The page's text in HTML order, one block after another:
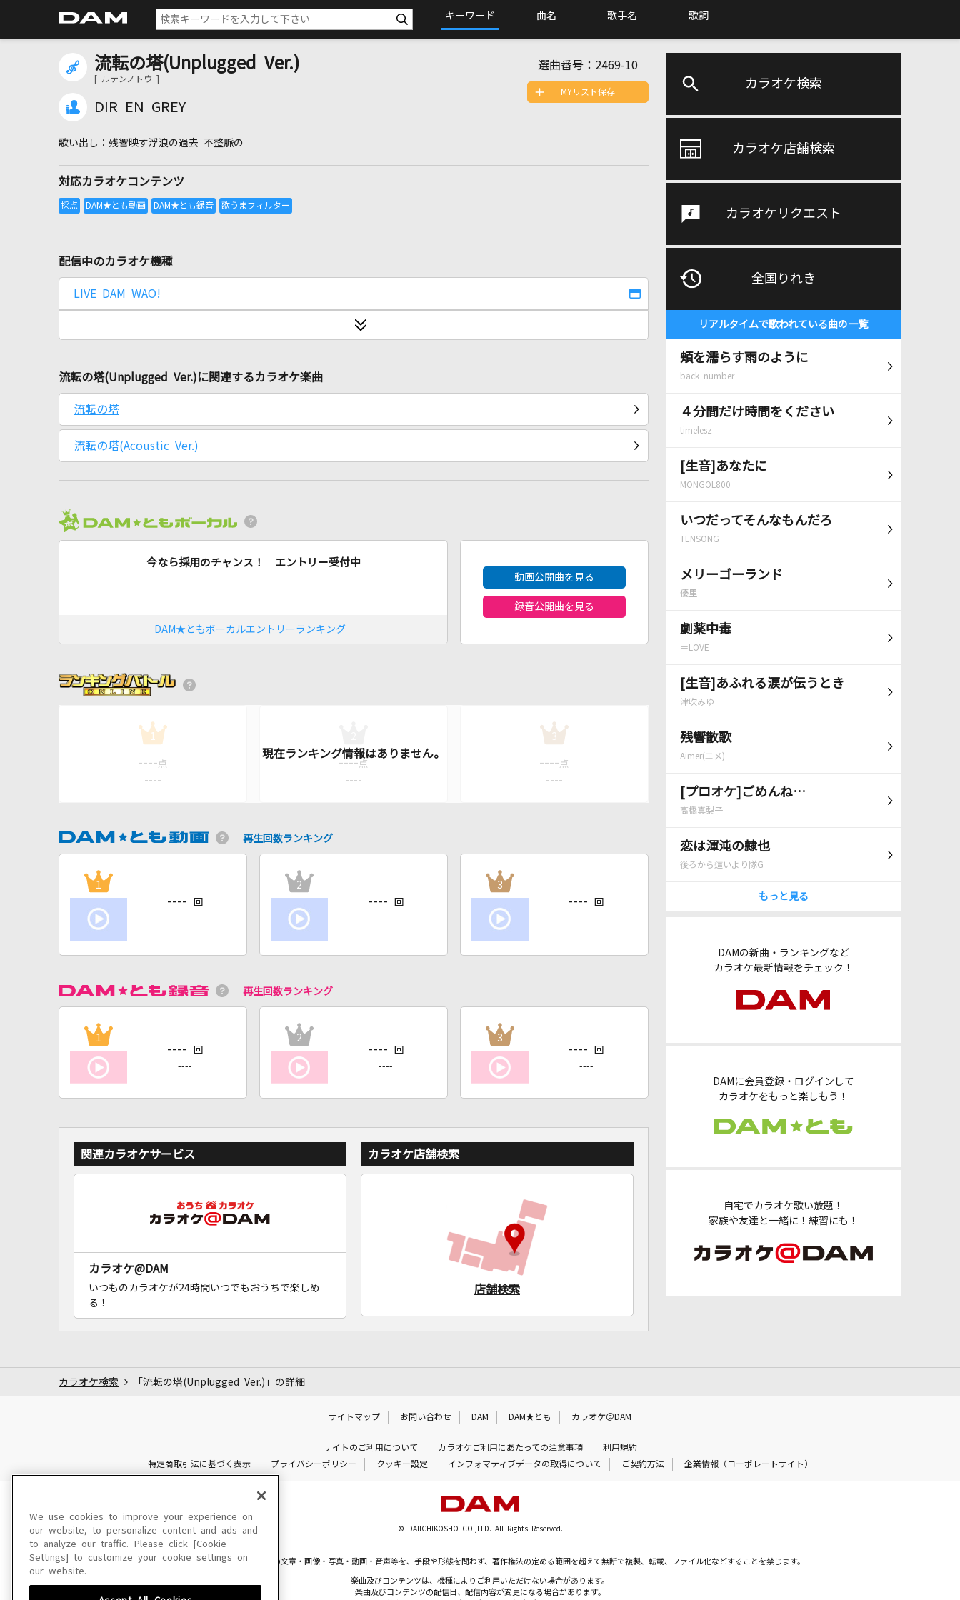
キーワード 曲名 歌手名 歌詞
カラオケ検索
カラオケ店舗検索
カラオケリクエスト
全国りれき
リアルタイムで歌われている曲の一覧
頬を濡らす雨のように
back number
４分間だけ時間をください
timelesz
[生音]あなたに
MONGOL800
いつだってそんなもんだろ
TENSONG
メリーゴーランド
優里
劇薬中毒
＝LOVE
[生音]あふれる涙が伝うとき
津吹みゆ
残響散歌
Aimer(エメ)
[プロオケ]ごめんね…
高橋真梨子
恋は渾沌の隷也
後ろから這いより隊G
もっと見る
DAMの新曲・ランキングなど
カラオケ最新情報をチェック！
DAMに会員登録・ログインして
カラオケをもっと楽しもう！
自宅でカラオケ歌い放題！
家族や友達と一緒に！練習にも！
流転の塔(Unplugged Ver.)
[ ルテンノトウ ]
DIR EN GREY
選曲番号： 2469-10
残響映す浮浪の過去 不整脈の
対応カラオケコンテンツ
MYリスト保存
配信中のカラオケ機種
LIVE DAM WAO!
流転の塔(Unplugged Ver.)に関連するカラオケ楽曲
流転の塔
流転の塔(Acoustic Ver.)
今なら採用のチャンス！ エントリー受付中
DAM★ともボーカルエントリーランキング
動画公開曲を見る
録音公開曲を見る
1
---- 点
----
---- 点
----
3
---- 点
----
再生回数ランキング
1
---- 回
----
2
---- 回
----
3
---- 回
----
再生回数ランキング
1
---- 回
----
2
---- 回
----
3
---- 回
----
関連カラオケサービス
カラオケ@DAM
いつものカラオケが24時間いつでもおうちで楽しめ
る！
カラオケ店舗検索
店舗検索
カラオケ検索 「流転の塔(Unplugged Ver.)」の詳細
サイトマップ お問い合わせ DAM DAM★とも カラオケ＠DAM
サイトのご利用について カラオケご利用にあたっての注意事項
利用規約
特定商取引法に基づく表示
プライバシーポリシー クッキー設定 インフォマティブデータの取得について ご契約方法 企業情報（コーポレートサイト）
© DAIICHIKOSHO CO.,LTD. All Rights Reserved.
このサイトに掲載されている一切の文章・画像・写真・動画・音声等を、手段や形態を問わず、著作権法の定める範囲を超えて無断で複製、転載、ファイル化などすることを禁じます。
楽曲及びコンテンツは、機種によりご利用いただけない場合があります。
楽曲及びコンテンツの配信日、配信内容が変更になる場合があります。
We use cookies to improve your experience on
our website, to personalize content and ads and
to analyze our traffic. Please click [Cookie
Settings] to customize your cookie settings on
our website.